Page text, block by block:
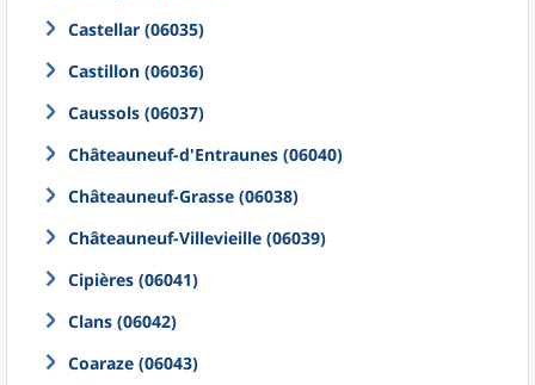
Castellar (06035)
Castillon (06036)
Caussols (06037)
Châteauneuf-d'Entraunes (06040)
Châteauneuf-Grasse (06038)
Châteauneuf-Villevieille (06039)
Cipières (06041)
Clans (06042)
Coaraze (06043)